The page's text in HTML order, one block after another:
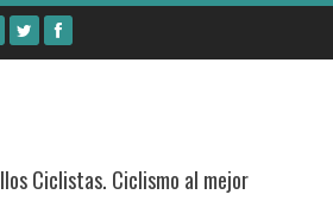
Ciclistas. Ciclismo al mejor